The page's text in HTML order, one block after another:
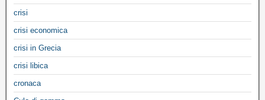
crisi
crisi economica
crisi in Grecia
crisi libica
cronaca